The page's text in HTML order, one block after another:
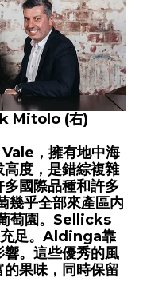
Mitolo (右)
，擁有地中海
度，是錯綜複雜
國際品種和許多
幾乎全部來產區内
萄園。 Sellicks
足。 Aldinga靠
。這些優秀的風
果味，同時保留